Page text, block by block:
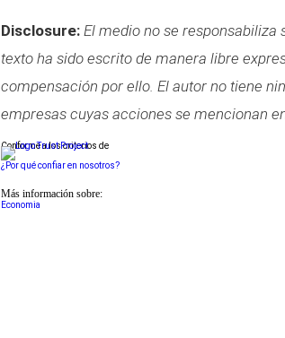
Disclosure: El medio no se responsabiliza
texto ha sido escrito de manera libre
compensación por ello. El autor no tiene
empresas cuyas acciones se mencionan
Conforme a los criterios de
¿Por qué confiar en nosotros?
Más información sobre:
Economia